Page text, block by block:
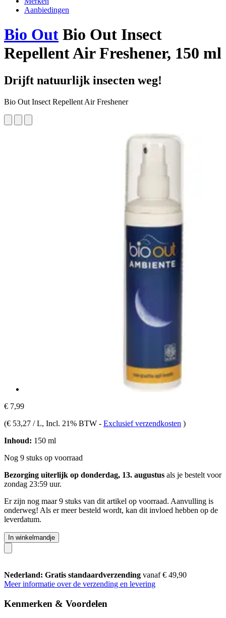
Aanbiedingen
Bio Out Bio Out Insect
Repellent Air Freshener, 150 ml
Drijft natuurlijk insecten weg!
Bio Out Insect Repellent Air Freshener
€ 7,99
(€ 53,27 / L, Incl. 21% BTW - Exclusief verzendkosten )
Inhoud: 150 ml
Nog 9 stuks op voorraad
Bezorging uiterlijk op donderdag, 13. augustus als je bestelt voor
zondag 23:59 uur.
Er zijn nog maar 9 stuks van dit artikel op voorraad. Aanvulling is
onderweg! Als er meer besteld wordt, kan dit invloed hebben op de
leverdatum.
In winkelmandje
Nederland: Gratis standaardverzending vanaf € 49,90
Meer informatie over de verzending en levering
Kenmerken & Voordelen